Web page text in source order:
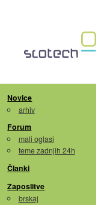
Novice
arhiv
Forum
mali oglasi
teme zadnjih 24h
Članki
Zaposlitve
brskaj